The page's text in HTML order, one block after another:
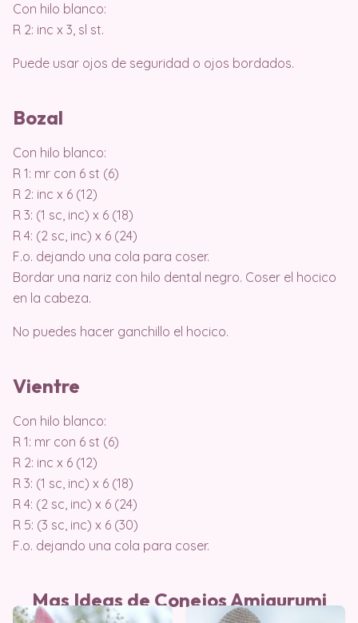
Con hilo blanco:
R 2: inc x 3, sl st.
Puede usar ojos de seguridad o ojos bordados.
Bozal
Con hilo blanco:
R 1: mr con 6 st (6)
R 2: inc x 6 (12)
R 3: (1 sc, inc) x 6 (18)
R 4: (2 sc, inc) x 6 (24)
F.o. dejando una cola para coser.
Bordar una nariz con hilo dental negro. Coser el hocico
en la cabeza.
No puedes hacer ganchillo el hocico.
Vientre
Con hilo blanco:
R 1: mr con 6 st (6)
R 2: inc x 6 (12)
R 3: (1 sc, inc) x 6 (18)
R 4: (2 sc, inc) x 6 (24)
R 5: (3 sc, inc) x 6 (30)
F.o. dejando una cola para coser.
Mas Ideas de Conejos Amigurumi